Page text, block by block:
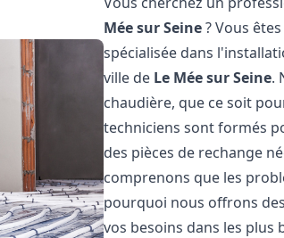
Mée sur Seine? Vous
spécialisée dans
ville de Le Mée sur Seine.
chaudière, que ce soit
techniciens sont formés
des pièces de rechange
comprenons que les
pourquoi nous offrons
vos besoins dans les plus